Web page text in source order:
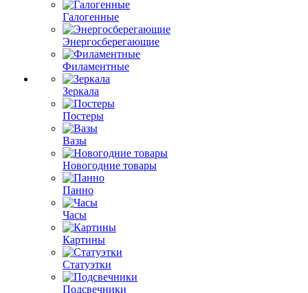
Галогенные
Энергосберегающие
Филаментные
Зеркала
Постеры
Вазы
Новогодние товары
Панно
Часы
Картины
Статуэтки
Подсвечники